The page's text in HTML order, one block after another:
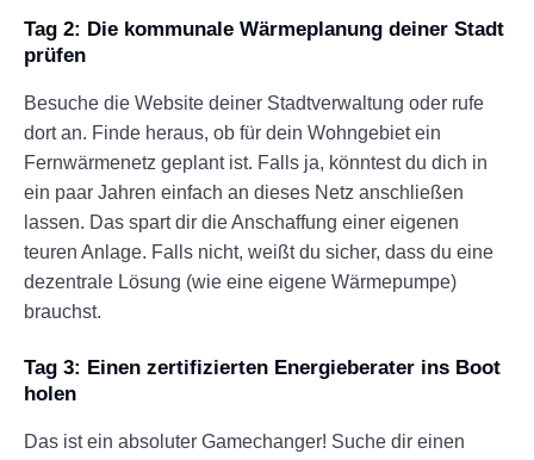
Tag 2: Die kommunale Wärmeplanung deiner Stadt
prüfen
Besuche die Website deiner Stadtverwaltung oder rufe
dort an. Finde heraus, ob für dein Wohngebiet ein
Fernwärmenetz geplant ist. Falls ja, könntest du dich in
ein paar Jahren einfach an dieses Netz anschließen
lassen. Das spart dir die Anschaffung einer eigenen
teuren Anlage. Falls nicht, weißt du sicher, dass du eine
dezentrale Lösung (wie eine eigene Wärmepumpe)
brauchst.
Tag 3: Einen zertifizierten Energieberater ins Boot
holen
Das ist ein absoluter Gamechanger! Suche dir einen